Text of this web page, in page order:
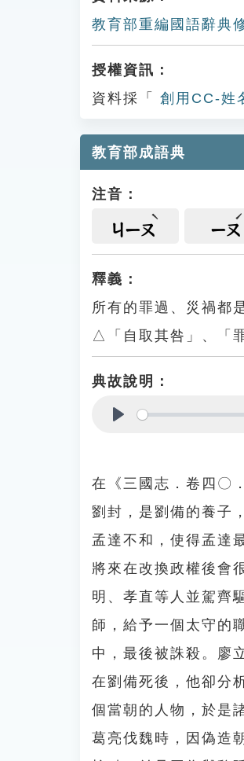
教育部重編國語辭典
授權資訊：
資料採「
創用CC-姓
教育部成語典
注音：
ㄐㄧㄡ ㄧㄡ
釋義：
所有的罪過、災禍都
△「自取其咎」、「
典故說明：
在《三國志．卷四〇
劉封，是劉備的養子
孟達不和，使得孟達
將來在改換政權後會
明、孝直等人並駕齊
師，給予一個太守的
中，最後被誅殺。廖
在劉備死後，他卻分
個當朝的人物，於是
葛亮伐魏時，因偽造